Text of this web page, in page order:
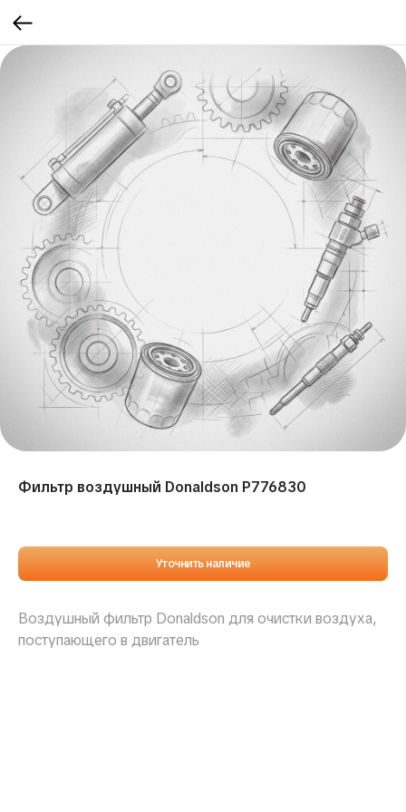
Фильтр воздушный Donaldson P776830
Уточнить наличие
Воздушный фильтр Donaldson для очистки воздуха,
поступающего в двигатель